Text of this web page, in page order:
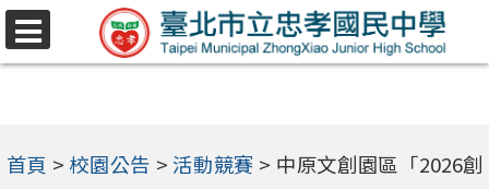
跳
至
內
選
首頁 > 校園公告 >活動競賽 > 中原文創園區「2026創